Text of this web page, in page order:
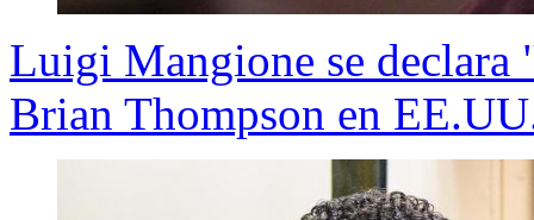
Luigi Mangione se declara
Brian Thompson en